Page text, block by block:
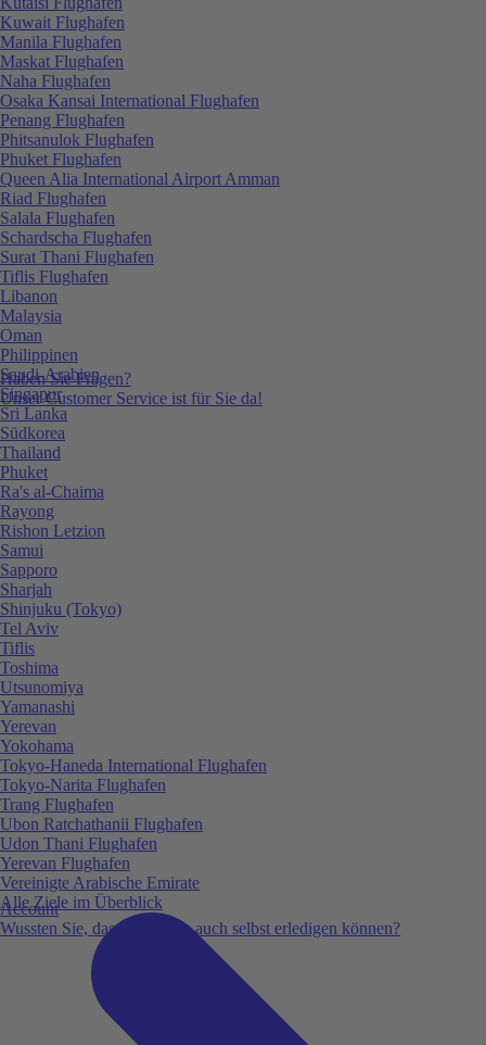
Haben Sie Fragen?
Unser Customer Service ist für Sie da!
Account
Wussten Sie, dass Sie vieles auch selbst erledigen können?
Kuwait Flughafen
Manila Flughafen
Maskat Flughafen
Naha Flughafen
Osaka Kansai International Flughafen
Penang Flughafen
Phitsanulok Flughafen
Phuket Flughafen
Queen Alia International Airport Amman
Riad Flughafen
Salala Flughafen
Schardscha Flughafen
Surat Thani Flughafen
Tiflis Flughafen
Libanon
Malaysia
Oman
Philippinen
Saudi-Arabien
Singapur
Sri Lanka
Südkorea
Thailand
Phuket
Ra's al-Chaima
Rayong
Rishon Letzion
Samui
Sapporo
Sharjah
Shinjuku (Tokyo)
Tel Aviv
Tiflis
Toshima
Utsunomiya
Yamanashi
Yerevan
Yokohama
Tokyo-Haneda International Flughafen
Tokyo-Narita Flughafen
Trang Flughafen
Ubon Ratchathanii Flughafen
Udon Thani Flughafen
Yerevan Flughafen
Vereinigte Arabische Emirate
Alle Ziele im Überblick